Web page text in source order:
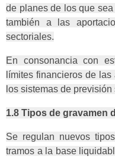
de planes de los que
también a las
sectoriales.
En consonancia con
límites financieros de
los sistemas de previsión
1.8 Tipos de gravamen
Se regulan nuevos
tramos a la base